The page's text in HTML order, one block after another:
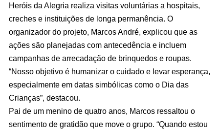
Heróis da Alegria realiza visitas voluntárias a hospitais,
creches e instituições de longa permanência. O
organizador do projeto, Marcos André, explicou que as
ações são planejadas com antecedência e incluem
campanhas de arrecadação de brinquedos e roupas.
“Nosso objetivo é humanizar o cuidado e levar esperança,
especialmente em datas simbólicas como o Dia das
Crianças”, destacou.
Pai de um menino de quatro anos, Marcos ressaltou o
sentimento de gratidão que move o grupo. “Quando estou